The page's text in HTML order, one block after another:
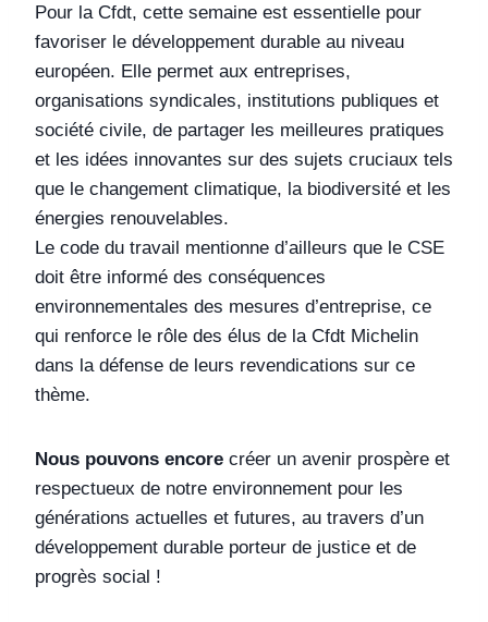
Pour la Cfdt, cette semaine est essentielle pour
favoriser le développement durable au niveau
européen. Elle permet aux entreprises,
organisations syndicales, institutions publiques et
société civile, de partager les meilleures pratiques
et les idées innovantes sur des sujets cruciaux tels
que le changement climatique, la biodiversité et les
énergies renouvelables.
Le code du travail mentionne d’ailleurs que le CSE
doit être informé des conséquences
environnementales des mesures d’entreprise, ce
qui renforce le rôle des élus de la Cfdt Michelin
dans la défense de leurs revendications sur ce
thème.
Nous pouvons encore créer un avenir prospère et
respectueux de notre environnement pour les
générations actuelles et futures, au travers d’un
développement durable porteur de justice et de
progrès social !